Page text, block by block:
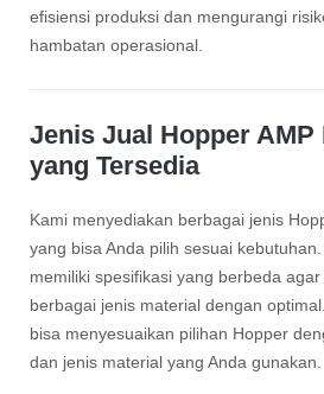
efisiensi produksi dan mengurangi
hambatan operasional.
Jenis Jual Hopper AMP
yang Tersedia
Kami menyediakan berbagai jenis
yang bisa Anda pilih sesuai
memiliki spesifikasi yang berbeda
berbagai jenis material dengan
bisa menyesuaikan pilihan Hopper
dan jenis material yang Anda gunakan.